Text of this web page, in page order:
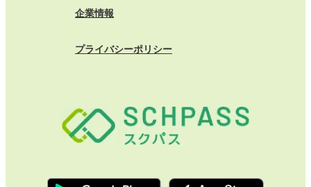
企業情報
プライバシーポリシー